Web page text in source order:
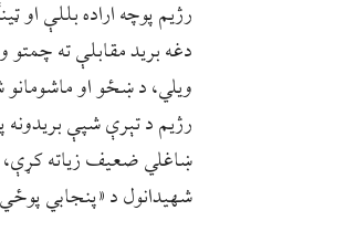
رژیم پوچه اراده بللې او
دغه برید مقابلې ته
ویلي، د ښځو او
رژيم د تېرې شپې
ښاغلي ضعیف زیاته کړې،
شهيدانول د «پنجابي